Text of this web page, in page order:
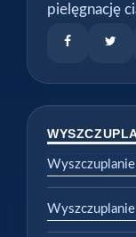
pielęgnację